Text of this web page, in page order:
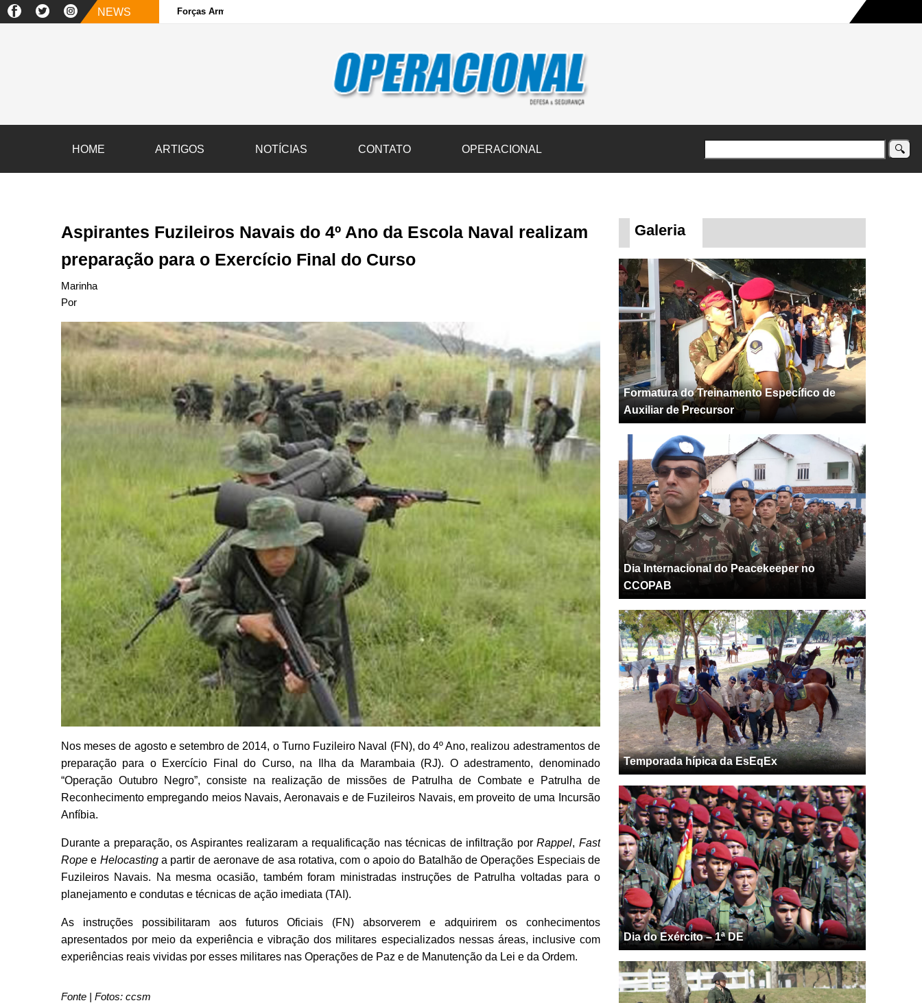
NEWS Forças Armadas e sociedade civil transportam 3,6 mil toneladas de donativos ao Rio Grande do Sul na maior campanha humanitária já registrada no país
HOME ARTIGOS NOTÍCIAS CONTATO OPERACIONAL
Aspirantes Fuzileiros Navais do 4º Ano da Escola Naval realizam
preparação para o Exercício Final do Curso
Marinha
Por
Nos meses de agosto e setembro de 2014, o Turno Fuzileiro Naval (FN), do 4º Ano, realizou adestramentos de
preparação para o Exercício Final do Curso, na Ilha da Marambaia (RJ). O adestramento, denominado
“Operação Outubro Negro”, consiste na realização de missões de Patrulha de Combate e Patrulha de
Reconhecimento empregando meios Navais, Aeronavais e de Fuzileiros Navais, em proveito de uma Incursão
Anfíbia.
Durante a preparação, os Aspirantes realizaram a requalificação nas técnicas de infiltração porRappel, Fast
Ropee Helocastinga partir de aeronave de asa rotativa, com o apoio do Batalhão de Operações Especiais de
Fuzileiros Navais. Na mesma ocasião, também foram ministradas instruções de Patrulha voltadas para o
planejamento e condutas e técnicas de ação imediata (TAI).
As instruções possibilitaram aos futuros Oficiais (FN) absorverem e adquirirem os conhecimentos
apresentados por meio da experiência e vibração dos militares especializados nessas áreas, inclusive com
experiências reais vividas por esses militares nas Operações de Paz e de Manutenção da Lei e da Ordem.
Fonte | Fotos: ccsm
Galeria
Formatura do Treinamento Específico de
Auxiliar de Precursor
Dia Internacional do Peacekeeper no
CCOPAB
Temporada hípica da EsEqEx
Dia do Exército – 1ª DE